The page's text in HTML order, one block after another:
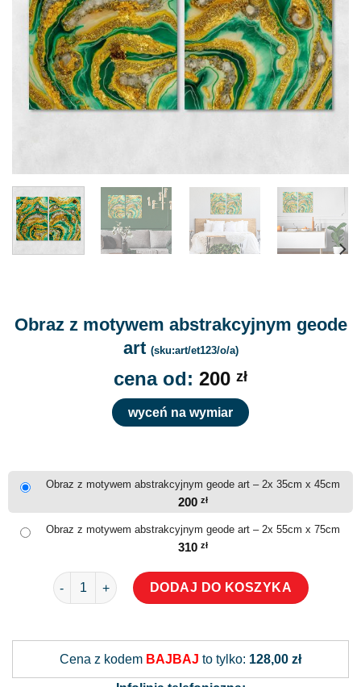
Obraz z motywem abstrakcyjnym geode
art (sku:art/et123/o/a)
cena od: 200 zł
wyceń na wymiar
Obraz z motywem abstrakcyjnym geode art – 2x 35cm x 45cm
200 zł
Obraz z motywem abstrakcyjnym geode art – 2x 55cm x 75cm
310 zł
ilość Obraz z motywem abstrakcyjnym geode art
DODAJ DO KOSZYKA
Cena z kodem BAJBAJ to tylko: 128,00 zł